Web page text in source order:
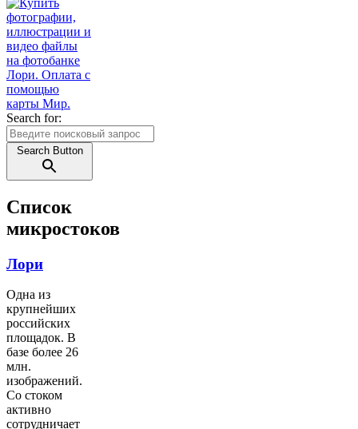
Search for:
Search Button
Список
микростоков
Лори
Одна из
крупнейших
российских
площадок. В
базе более 26
млн.
изображений.
Со стоком
активно
сотрудничает